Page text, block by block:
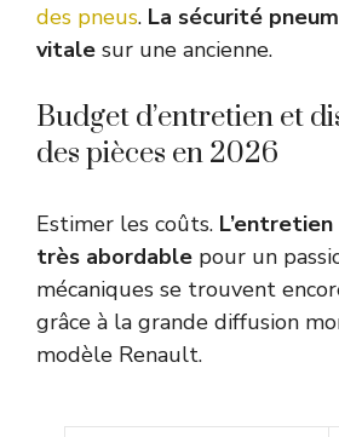
des pneus. La sécurité
vitale sur une ancienne.
Budget d’entretien et
des pièces en 2026
Estimer les coûts.
très abordable pour un
mécaniques se trouvent
grâce à la grande diffusion
modèle Renault.